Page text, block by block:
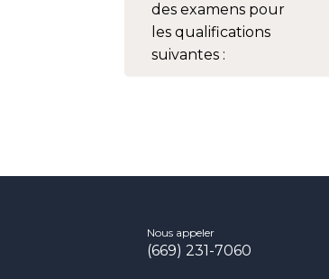
des examens pour
les qualifications
suivantes :
Nous appeler
(669) 231-7060